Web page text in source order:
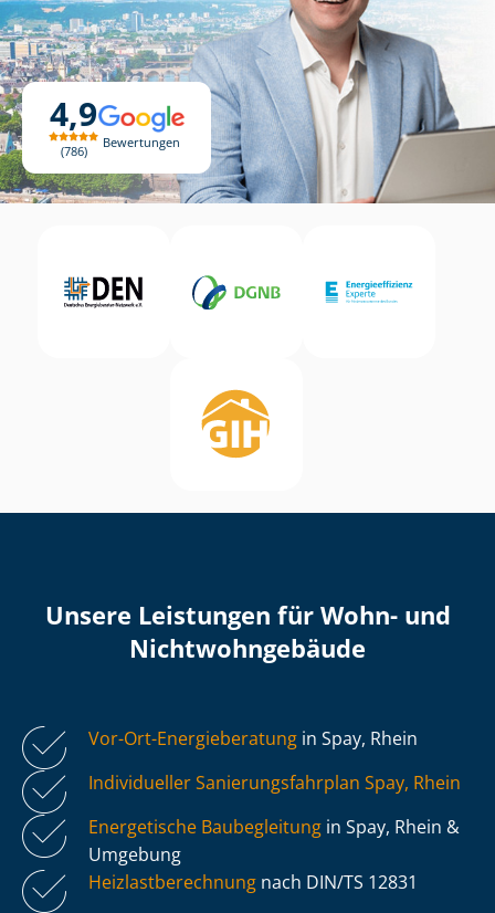
4,9
786
Bewertungen
Unsere Leistungen für Wohn- und
Nicht­wohn­ge­bäu­de
Vor-Ort-Energieberatung in Spay, Rhein
Individueller Sa­nie­rungs­fahr­plan Spay, Rhein
Energetische Baubegleitung in Spay, Rhein &
Umgebung
Heiz­last­be­rech­nung nach DIN/TS 12831